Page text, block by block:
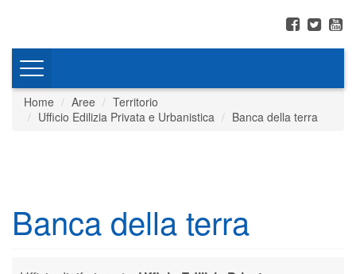
Toggle
Home
Aree
Territorio
Ufficio Edilizia Privata e Urbanistica
Banca della terra
Banca della terra